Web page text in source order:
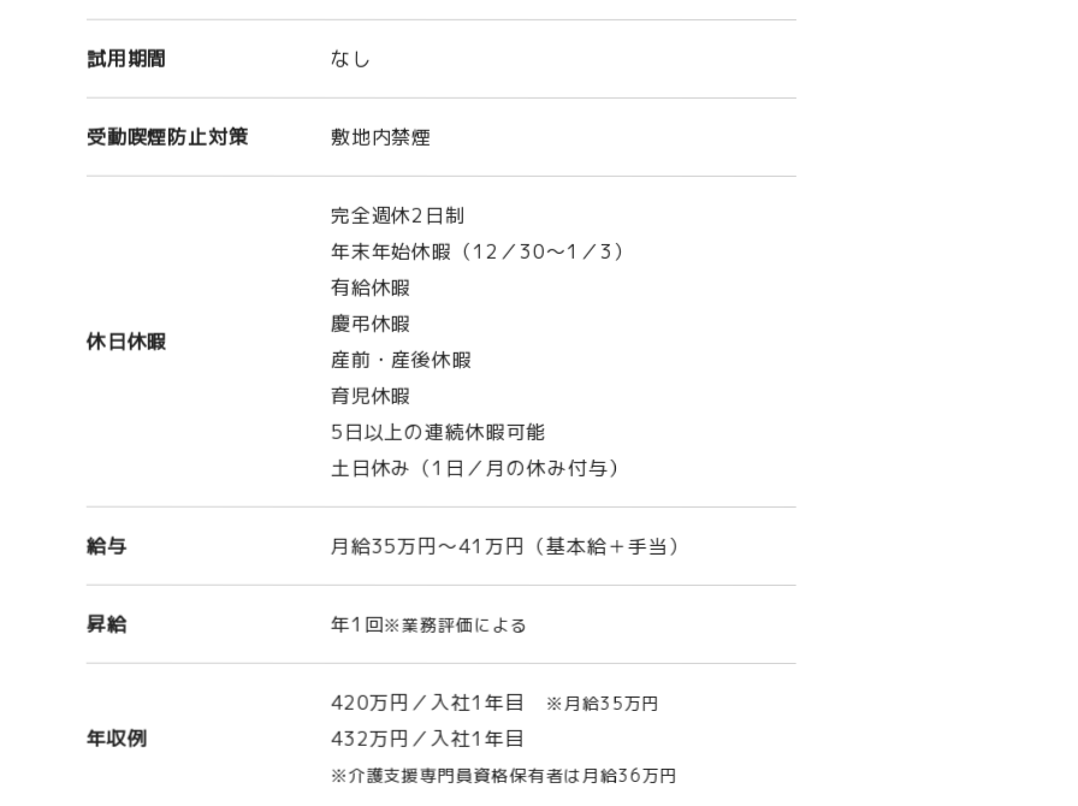
試用期間 なし
受動喫煙防止対策 敷地内禁煙
休日休暇
完全週休2日制
年末年始休暇（12／30～1／3）
有給休暇
慶弔休暇
産前・産後休暇
育児休暇
5日以上の連続休暇可能
土日休み（1日／月の休み付与）
給与 月給35万円～41万円（基本給＋手当）
昇給 年1回※業務評価による
年収例
420万円／入社1年目 ※月給35万円
432万円／入社1年目
※介護支援専門員資格保有者は月給36万円